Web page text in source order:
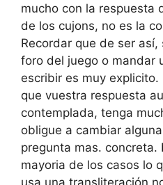
mucho con la
de los cujons, no es la
Recordar que de ser
foro del juego o mandar
escribir es muy
que vuestra respuesta
contemplada, tenga
obligue a cambiar
pregunta mas. concreta.
mayoria de los casos lo
usa una transliteración